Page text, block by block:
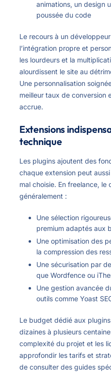
animations, un design
poussée du code
Le recours à un
l’intégration propre et
les lourdeurs et la
alourdissent le site au
Une personnalisation
meilleur taux de conversion
accrue.
Extensions
technique
Les plugins ajoutent des
chaque extension peut
mal choisie. En freelance,
généralement :
Une sélection
premium adaptés aux
Une optimisation des
la compression des
Une sécurisation par
que Wordfence ou
Une gestion avancée
outils comme Yoast
Le budget dédié aux
dizaines à plusieurs
complexité du projet et les
approfondir les tarifs et
de consulter des guides